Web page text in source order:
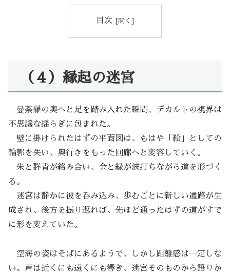
目次
（４）縁起の迷宮
曼荼羅の奥へと足を踏み入れた瞬間、デカルトの視界は
不思議な揺らぎに包まれた。
壁に掛けられたはずの平面図は、もはや「絵」としての
輪郭を失い、奥行きをもった回廊へと変容していく。
朱と群青が絡み合い、金と緑が波打ちながら道を形づく
る。
迷宮は静かに彼を呑み込み、歩むごとに新しい通路が生
成され、後方を振り返れば、先ほど通ったはずの道がすで
に形を変えていた。
空海の姿はそばにあるようで、しかし距離感は一定しな
い。声は近くにも遠くにも響き、迷宮そのものから語りか